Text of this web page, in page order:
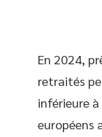
En 2024,
retraités
inférieure
européens